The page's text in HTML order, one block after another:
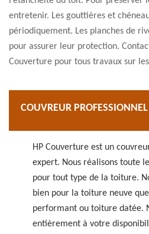
entretenir. Les gouttières et
périodiquement. Les planches de
pour assurer leur protection.
Couverture pour tous travaux sur
COUVREUR
HP Couverture est un
expert. Nous réalisons toute
pour tout type de la toiture.
bien pour la toiture neuve
performant ou toiture datée.
entièrement à votre